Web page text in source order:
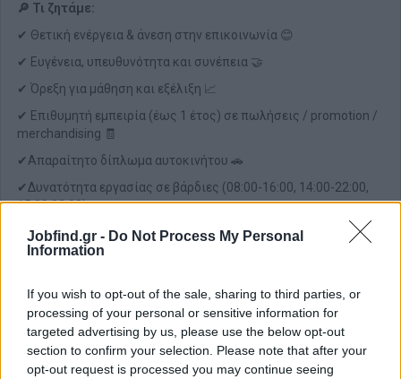
Jobfind.gr - Do Not Process My Personal
Information
If you wish to opt-out of the sale, sharing to third parties, or
processing of your personal or sensitive information for
targeted advertising by us, please use the below opt-out
section to confirm your selection. Please note that after your
opt-out request is processed you may continue seeing
🔎 Τι ζητάμε:
✔ Θετική ενέργεια & άνεση στην επικοινωνία 😊
✔ Ευγένεια, υπευθυνότητα και συνέπεια 🤝
✔ Όρεξη για μάθηση και εξέλιξη 📈
✔ Επιθυμητή εμπειρία (έως 1 έτος) σε πωλήσεις / promotion /
merchandising 🧾
✔Απαραίτητο δίπλωμα αυτοκινήτου 🚗
✔Δυνατότητα εργασίας σε βάρδιες (08:00-16:00, 14:00-22:00,
15:00:23:00).
Παροχές
✔ Mισθός: 1200€ -1400€ μηνιαία μεικτά 💶
✔ Bonus επίτευξης στόχων 🏆
✔ Μόνιμη και σταθερή συνεργασία 🔒
✔ Πενθήμερη 8ωρη απασχόληση 🕒